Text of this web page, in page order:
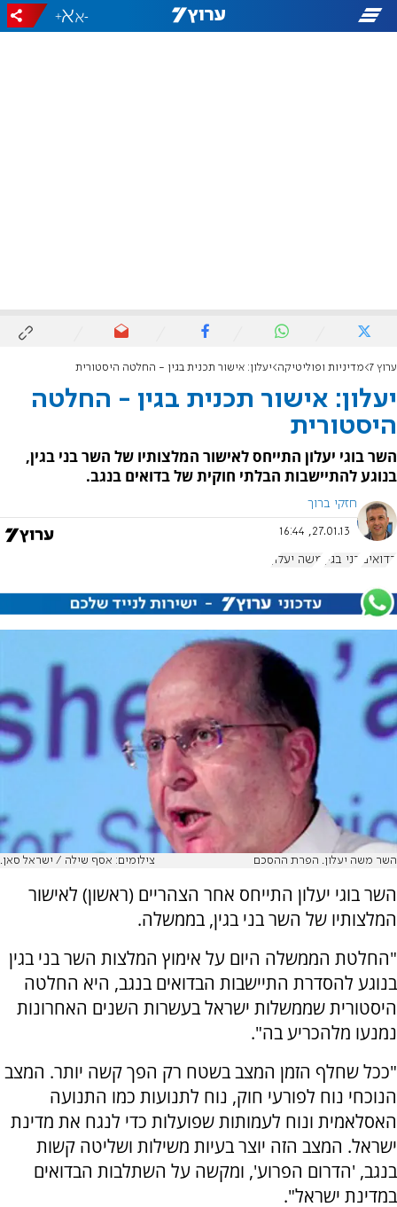
-
+
ערוץ 7 מדיניות ופוליטיקה יעלון: אישור תכנית בגין - החלטה היסטורית
יעלון: אישור תכנית בגין - החלטה
היסטורית
השר בוגי יעלון התייחס לאישור המלצותיו של השר בני בגין,
בנוגע להתיישבות הבלתי חוקית של בדואים בנגב.
חזקי ברוך
27.01.13, 16:44
בדואים בני בגין משה יעלון
השר משה יעלון. הפרת ההסכם צילומים: אסף שילה / ישראל סאן.
השר בוגי יעלון התייחס אחר הצהריים (ראשון) לאישור
המלצותיו של השר בני בגין, בממשלה.
"החלטת הממשלה היום על אימוץ המלצות השר בני בגין
בנוגע להסדרת התיישבות הבדואים בנגב, היא החלטה
היסטורית שממשלות ישראל בעשרות השנים האחרונות
נמנעו מלהכריע בה".
"ככל שחלף הזמן המצב בשטח רק הפך קשה יותר. המצב
הנוכחי נוח לפורעי חוק, נוח לתנועות כמו התנועה
האסלאמית ונוח לעמותות שפועלות כדי לנגח את מדינת
ישראל. המצב הזה יוצר בעיות משילות ושליטה קשות
בנגב, 'הדרום הפרוע', ומקשה על השתלבות הבדואים
במדינת ישראל".